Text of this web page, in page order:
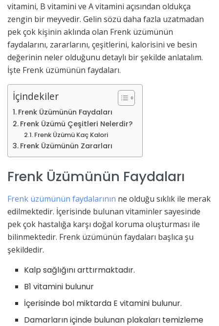
vitamini, B vitamini ve A vitamini açısından oldukça
zengin bir meyvedir. Gelin sözü daha fazla uzatmadan
pek çok kişinin aklında olan Frenk üzümünün
faydalarını, zararlarını, çeşitlerini, kalorisini ve besin
değerinin neler olduğunu detaylı bir şekilde anlatalım.
İşte Frenk üzümünün faydaları.
İçindekiler
Frenk Üzümünün Faydaları
Frenk Üzümü Çeşitleri Nelerdir?
Frenk Üzümü Kaç Kalori
Frenk Üzümünün Zararları
Frenk Üzümünün Faydaları
Frenk üzümünün faydalarının ne olduğu sıklık ile merak
edilmektedir. İçerisinde bulunan vitaminler sayesinde
pek çok hastalığa karşı doğal koruma oluşturması ile
bilinmektedir. Frenk üzümünün faydaları başlıca şu
şekildedir.
Kalp sağlığını arttırmaktadır.
B1 vitamini bulunur
İçerisinde bol miktarda E vitamini bulunur.
Damarların içinde bulunan plakaları temizleme